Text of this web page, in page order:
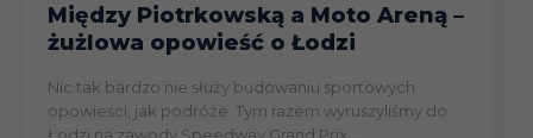
Między Piotrkowską a Moto Areną –
żużlowa opowieść o Łodzi
Nic tak bardzo nie służy budowaniu sportowych
opowieści, jak podróże. Tym razem wyruszyliśmy do